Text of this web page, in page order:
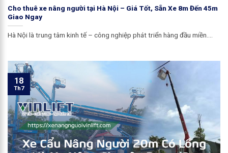
Cho thuê xe nâng người tại Hà Nội – Giá Tốt, Sẵn Xe 8m Đến 45m
Giao Ngay
Hà Nội là trung tâm kinh tế – công nghiệp phát triển hàng đầu miền....
18
Th7